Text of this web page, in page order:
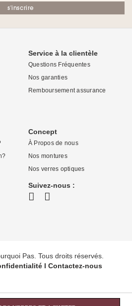
s'inscrire
Service à la clientèle
Questions Fréquentes
Nos garanties
Remboursement assurance
Concept
À Propos de nous
Nos montures
Nos verres optiques
Suivez-nous :
Pas. Tous droits réservés.
I Contactez-nous